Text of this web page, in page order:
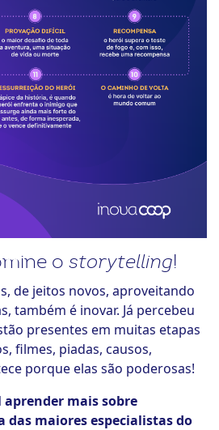
o storytelling!
de jeitos novos, aproveitando
também é inovar. Já percebeu
presentes em muitas etapas
filmes, piadas, causos,
porque elas são poderosas!
mais sobre
das maiores especialistas do